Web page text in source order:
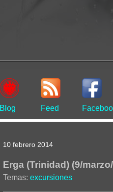
Blog Feed
10 febrero 2014
Erga (Trinidad) (9/
Temas: excursiones